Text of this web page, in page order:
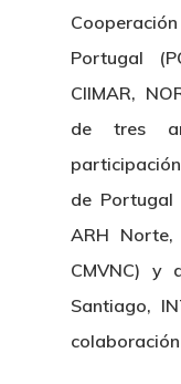
Portugal
CIIMAR,
de tres
de Portugal
ARH Norte,
CMVNC) y
Santiago,